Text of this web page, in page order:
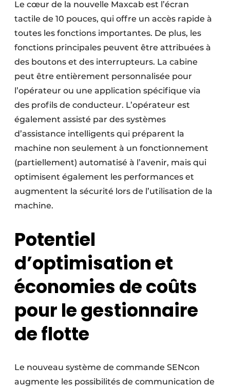
Le cœur de la nouvelle Maxcab est l’écran
tactile de 10 pouces, qui offre un accès rapide à
toutes les fonctions importantes. De plus, les
fonctions principales peuvent être attribuées à
des boutons et des interrupteurs. La cabine
peut être entièrement personnalisée pour
l’opérateur ou une application spécifique via
des profils de conducteur. L’opérateur est
également assisté par des systèmes
d’assistance intelligents qui préparent la
machine non seulement à un fonctionnement
(partiellement) automatisé à l’avenir, mais qui
optimisent également les performances et
augmentent la sécurité lors de l’utilisation de la
machine.
Potentiel
d’optimisation et
économies de coûts
pour le gestionnaire
de flotte
Le nouveau système de commande SENcon
augmente les possibilités de communication de